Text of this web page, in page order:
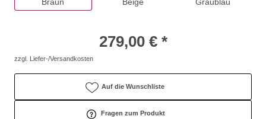
279,00 € *
zzgl. Liefer-/Versandkosten
Auf die Wunschliste
Fragen zum Produkt